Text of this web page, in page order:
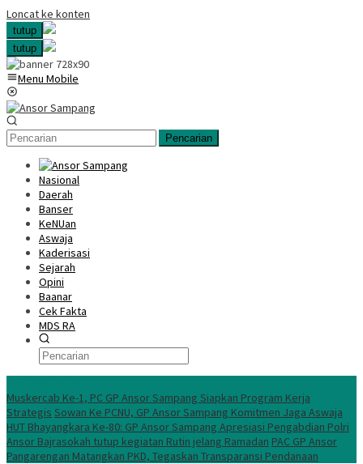
Loncat ke konten
tutup
tutup
Menu Mobile
Pencarian
Nasional
Daerah
Banser
KeNUan
Aswaja
Kaderisasi
Sejarah
Opini
Baanar
Cek Fakta
MDS RA
Muskercab Ke-1, PC GP Ansor Sampang Siapkan Program Kerja
Strategis Sowan Ke PCNU, GP Ansor Sampang Komitmen Jaga Aswaja
HUT Bhayangkara Ke-80: GP Ansor Sampang Apresiasi Pengabdian Polri
Ansor Bajrasokah tutup kegiatan Rutin jelang Ramadan PAC GP Ansor
Pangarengan Matangkan PKD, Tegaskan Transparansi Pendanaan